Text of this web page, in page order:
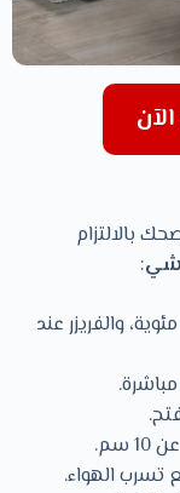
بالالتزام
:
بين 2 و5 درجات مئوية، والفريزر عند
تسرب الهواء.